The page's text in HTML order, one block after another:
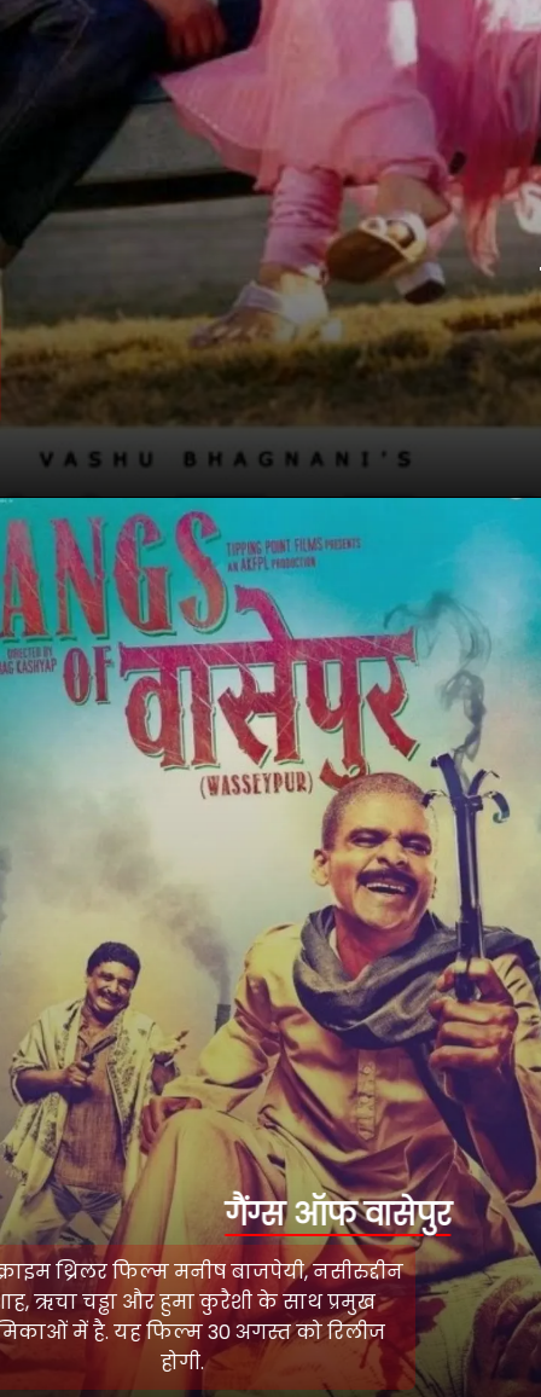
गैंग्स ऑफ वासेपुर
यह क्राइम थ्रिलर फिल्म मनीष बाजपेयी, नसीरुद्दीन
शाह, ऋचा चड्ढा और हुमा कुरैशी के साथ प्रमुख
भूमिकाओं में है. यह फिल्म 30 अगस्त को रिलीज